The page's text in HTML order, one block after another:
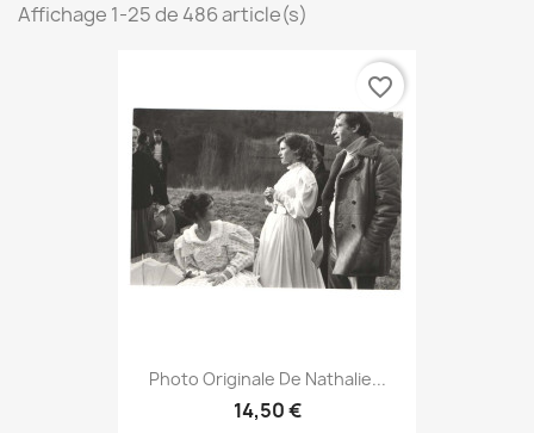
Affichage 1-25 de 486 article(s)
Photo Originale De Nathalie...
14,50 €
favorite_border